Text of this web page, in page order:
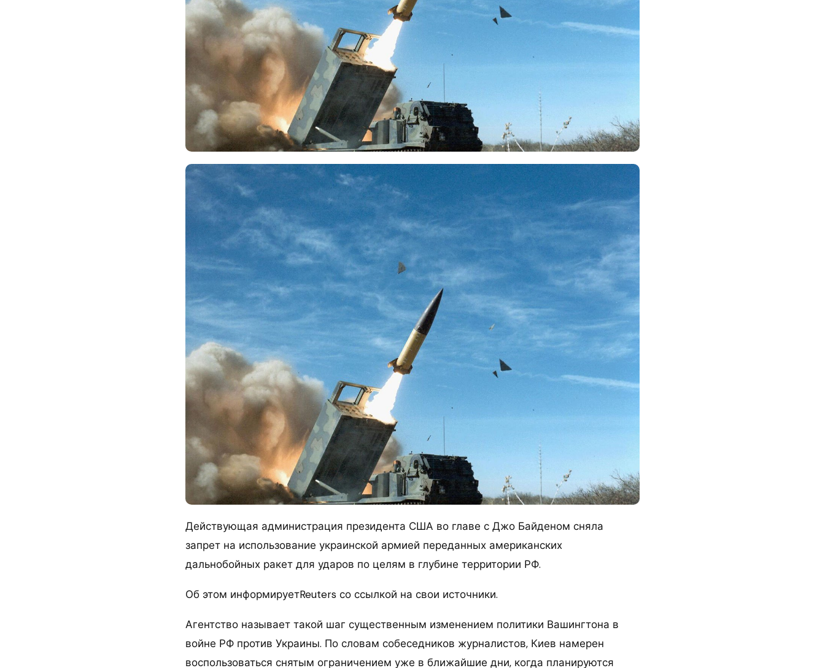
Действующая администрация президента США во главе с Джо Байденом сняла
запрет на использование украинской армией переданных американских
дальнобойных ракет для ударов по целям в глубине территории РФ.
Об этом информируетReuters со ссылкой на свои источники.
Агентство называет такой шаг существенным изменением политики Вашингтона в
войне РФ против Украины. По словам собеседников журналистов, Киев намерен
воспользоваться снятым ограничением уже в ближайшие дни, когда планируются